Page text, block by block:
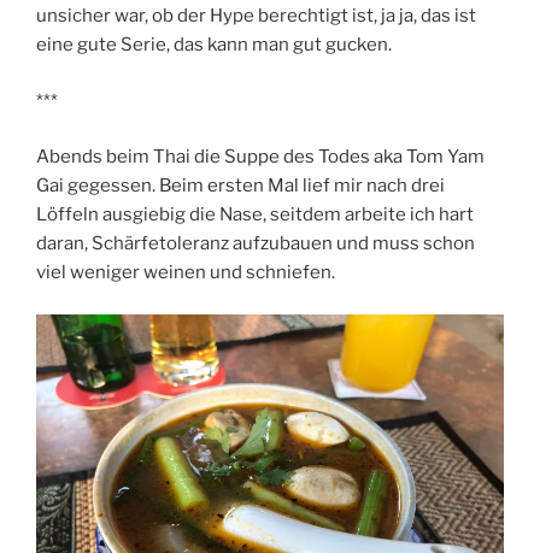
unsicher war, ob der Hype berechtigt ist, ja ja, das ist
eine gute Serie, das kann man gut gucken.
***
Abends beim Thai die Suppe des Todes aka Tom Yam
Gai gegessen. Beim ersten Mal lief mir nach drei
Löffeln ausgiebig die Nase, seitdem arbeite ich hart
daran, Schärfetoleranz aufzubauen und muss schon
viel weniger weinen und schniefen.